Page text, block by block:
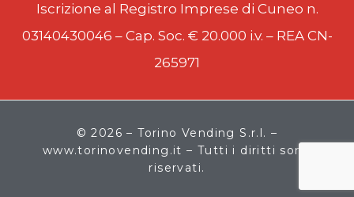
b
o
k
e
d
n
a
g
a
m
Iscrizione al Registro Imprese di Cuneo n.
03140430046 – Cap. Soc. € 20.000 i.v. – REA CN-
265971
© 2026 – Torino Vending S.r.l. –
www.torinovending.it – Tutti i diritti sono
riservati.